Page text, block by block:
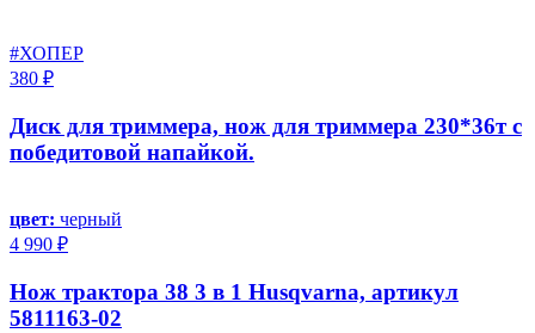
#ХОПЕР
380 ₽
Диск для триммера, нож для триммера 230*36т с
победитовой напайкой.
цвет: черный
4 990 ₽
Нож трактора 38 3 в 1 Husqvarna, артикул
5811163-02